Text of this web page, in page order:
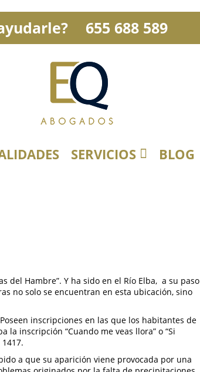
655 688 589
SERVICIOS BLOG
del Hambre”. Y ha sido en el Río Elba, a su paso
no solo se encuentran en esta ubicación, sino
inscripciones en las que los habitantes de
inscripción “Cuando me veas llora” o “Si
a que su aparición viene provocada por una